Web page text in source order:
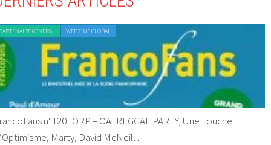
GENERAL WEBZINE GLOBAL
n°120 : ORP – OAI REGGAE PARTY, Une Touche
Marty, David McNeil…